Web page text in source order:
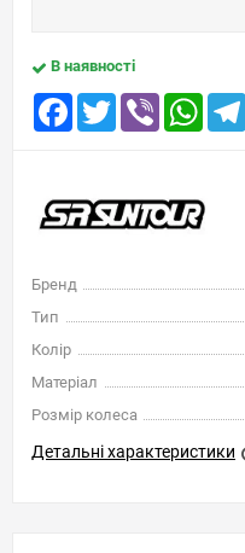
В наявності
Facebook
TwitterViber
Бренд
Тип
Колір
Матеріал
Розмір колеса
Детальні характеристики